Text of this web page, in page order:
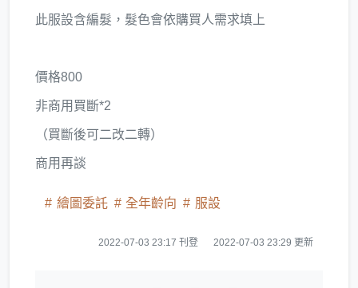
此服設含編髮，髮色會依購買人需求填上
價格800
非商用買斷*2
（買斷後可二改二轉）
商用再談
繪圖委託 全年齡向 服設
2022-07-03 23:17 刊登 2022-07-03 23:29 更新